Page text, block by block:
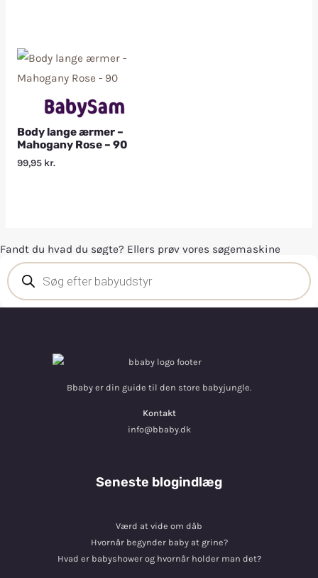
Body lange ærmer –
Mahogany Rose – 90
99,95 kr.
Fandt du hvad du søgte? Ellers prøv vores søgemaskine
Bbaby er din guide til den store babyjungle.
Kontakt
info@bbaby.dk
Seneste blogindlæg
Værd at vide om dåb
Hvornår begynder baby at grine?
Hvad er babyshower og hvornår holder man det?